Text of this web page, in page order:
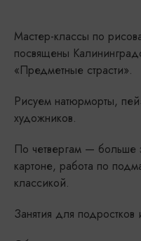
Мастер-классы по
посвящены
«Предметные страсти».
Рисуем натюрморты,
художников.
По четвергам — больше
картоне, работа по
классикой.
Занятия для подростков